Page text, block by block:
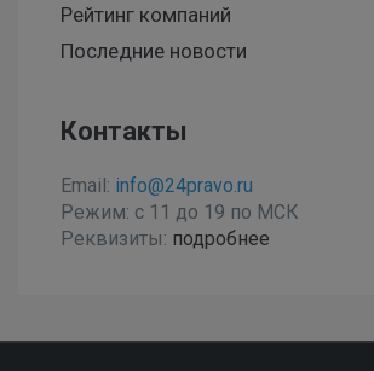
Рейтинг компаний
Последние новости
Контакты
Email: info@24pravo.ru
Режим: с 11 до 19 по МСК
Реквизиты: подробнее